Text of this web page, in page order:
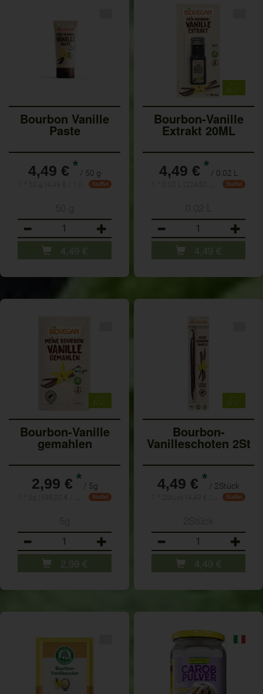
Bourbon Vanille
Paste
4,49 € * / 50 g
Staffel
4,49 €
Bourbon-Vanille
Extrakt 20ML
4,49 € * / 0.02 L
Staffel
4,49 €
Bourbon-Vanille
gemahlen
2,99 € * / 5g
Staffel
2,99 €
Bourbon-
Vanilleschoten 2St
4,49 € * / 2Stück
Staffel
4,49 €